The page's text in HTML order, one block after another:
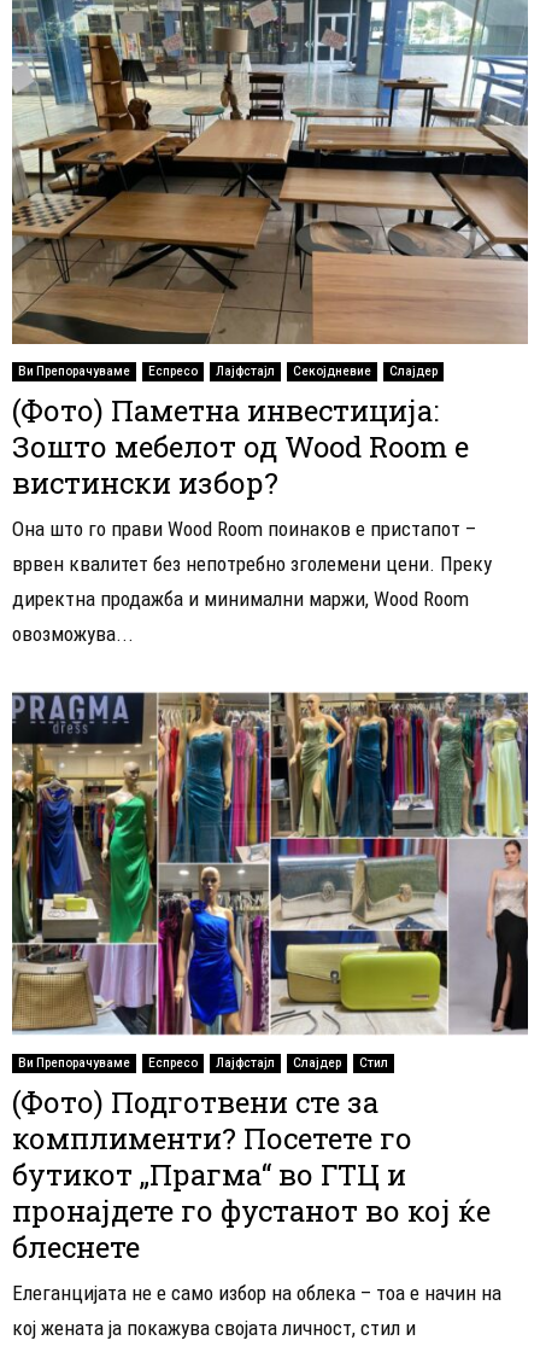
Ви Препорачуваме Еспресо Лајфстајл Секојдневие Слајдер
(Фото) Паметна инвестиција:
Зошто мебелот од Wood Room е
вистински избор?
Она што го прави Wood Room поинаков е пристапот –
врвен квалитет без непотребно зголемени цени. Преку
директна продажба и минимални маржи, Wood Room
овозможува...
Ви Препорачуваме Еспресо Лајфстајл Слајдер Стил
(Фото) Подготвени сте за
комплименти? Посетете го
бутикот „Прагма“ во ГТЦ и
пронајдете го фустанот во кој ќе
блеснете
Елеганцијата не е само избор на облека – тоа е начин на
кој жената ја покажува својата личност, стил и